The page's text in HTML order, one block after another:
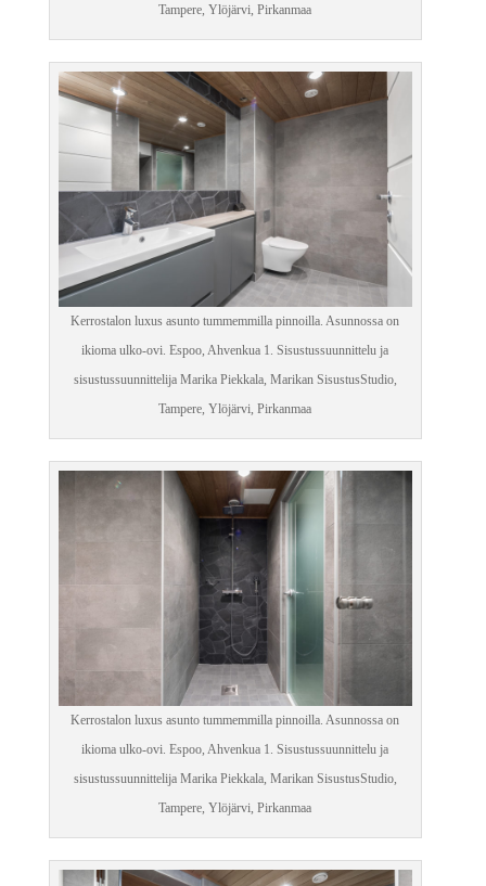
Tampere, Ylöjärvi, Pirkanmaa
Kerrostalon luxus asunto tummemmilla pinnoilla. Asunnossa on
ikioma ulko-ovi. Espoo, Ahvenkua 1. Sisustussuunnittelu ja
sisustussuunnittelija Marika Piekkala, Marikan SisustusStudio,
Tampere, Ylöjärvi, Pirkanmaa
Kerrostalon luxus asunto tummemmilla pinnoilla. Asunnossa on
ikioma ulko-ovi. Espoo, Ahvenkua 1. Sisustussuunnittelu ja
sisustussuunnittelija Marika Piekkala, Marikan SisustusStudio,
Tampere, Ylöjärvi, Pirkanmaa